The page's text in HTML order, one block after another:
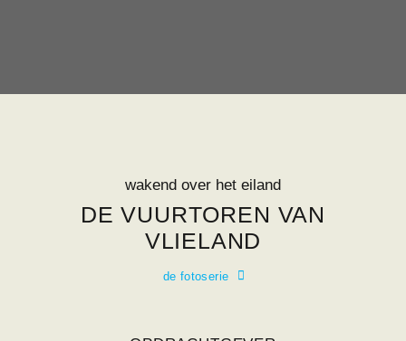
wakend over het eiland
DE VUURTOREN VAN
VLIELAND
de fotoserie